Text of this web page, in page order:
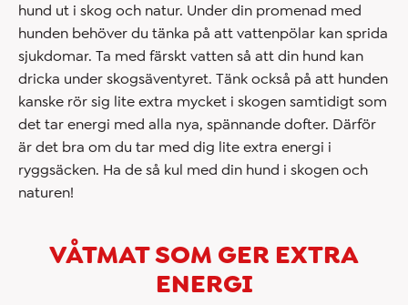
hund ut i skog och natur. Under din promenad med
hunden behöver du tänka på att vattenpölar kan sprida
sjukdomar. Ta med färskt vatten så att din hund kan
dricka under skogsäventyret. Tänk också på att hunden
kanske rör sig lite extra mycket i skogen samtidigt som
det tar energi med alla nya, spännande dofter. Därför
är det bra om du tar med dig lite extra energi i
ryggsäcken. Ha de så kul med din hund i skogen och
naturen!
VÅTMAT SOM GER EXTRA
ENERGI